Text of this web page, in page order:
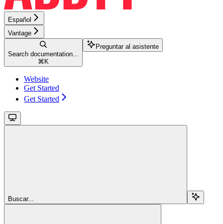
Español
Vantage
Search documentation...
⌘ K
Preguntar al asistente
Website
Get Started
Get Started
Buscar...